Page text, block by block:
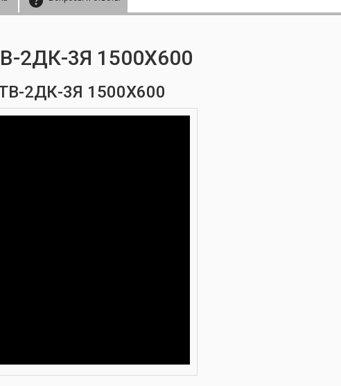
2ДК-3Я 1500Х600
2ДК-3Я 1500Х600